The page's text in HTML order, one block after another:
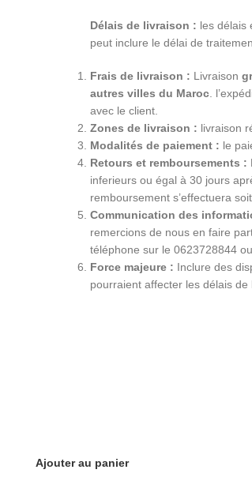
Délais de livraison : les délais
peut inclure le délai de
Frais de livraison : Livraison
autres villes du Maroc .
avec le client.
Zones de livraison : livraison
Modalités de paiement : le
Retours et remboursements :
inferieurs ou égal à 30 jours
remboursement s’effectuera
Communication des
remercions de nous en faire
téléphone sur le 0623728844
Force majeure : Inclure des
pourraient affecter les délais de
Ajouter au panier